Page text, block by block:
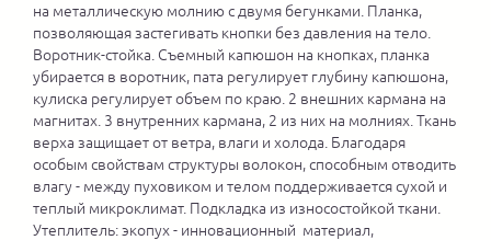
на металлическую молнию с двумя бегунками. Планка,
позволяющая застегивать кнопки без давления на тело.
Воротник-стойка. Съемный капюшон на кнопках, планка
убирается в воротник, пата регулирует глубину капюшона,
кулиска регулирует объем по краю. 2 внешних кармана на
магнитах. 3 внутренних кармана, 2 из них на молниях. Ткань
верха защищает от ветра, влаги и холода. Благодаря
особым свойствам структуры волокон, способным отводить
влагу - между пуховиком и телом поддерживается сухой и
теплый микроклимат. Подкладка из износостойкой ткани.
Утеплитель: экопух - инновационный материал,